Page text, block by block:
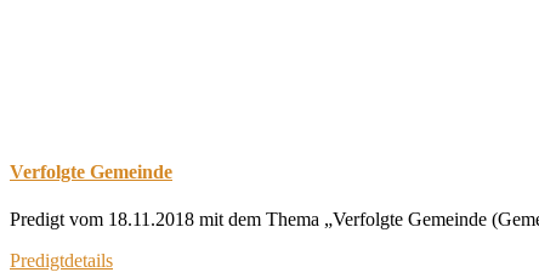
Verfolgte Gemeinde
Predigt vom 18.11.2018 mit dem Thema „Verfolgte Gemeinde
Predigtdetails